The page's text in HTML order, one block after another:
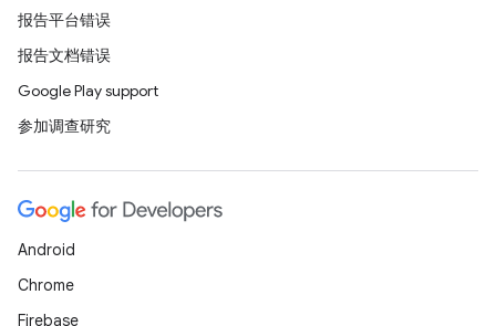
报告平台错误
报告文档错误
Google Play support
参加调查研究
Android
Chrome
Firebase